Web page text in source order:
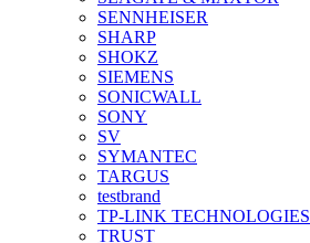
SENNHEISER
SHARP
SHOKZ
SIEMENS
SONICWALL
SONY
SV
SYMANTEC
TARGUS
testbrand
TP-LINK TECHNOLOGIES
TRUST